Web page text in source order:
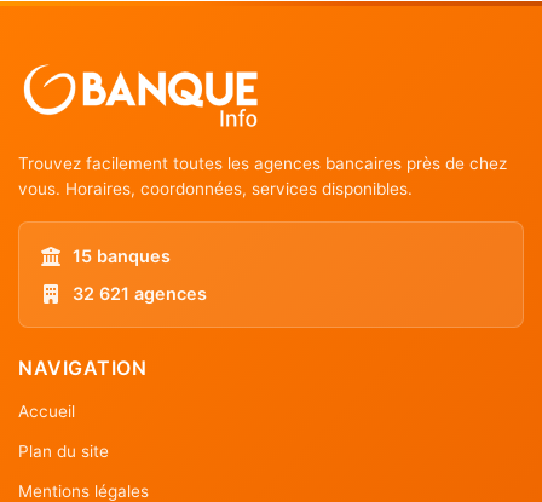
Trouvez facilement toutes les agences bancaires près de chez
vous. Horaires, coordonnées, services disponibles.
15 banques
32 621 agences
NAVIGATION
Accueil
Plan du site
Mentions légales